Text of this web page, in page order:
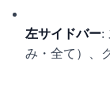
左サイドバー:
み・全て）、